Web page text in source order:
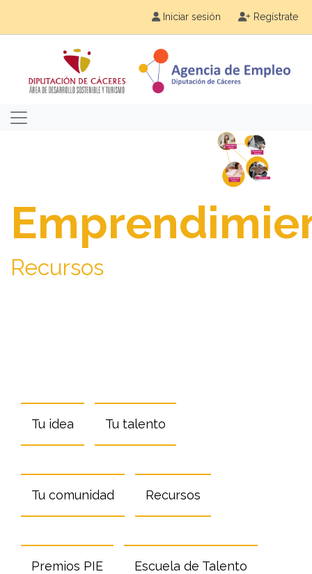
Iniciar sesión Regístrate
Recursos
Tu idea Tu talento
Tu comunidad Recursos
Premios PIE Escuela de Talento